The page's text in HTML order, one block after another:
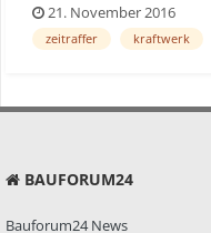
21. November 2016
zeitraffer kraftwerk
BAUFORUM24
Bauforum24 News